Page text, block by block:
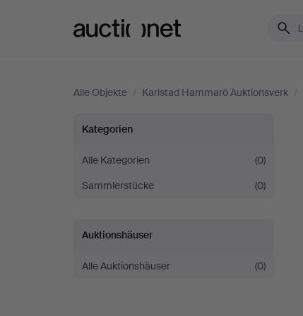
Alle Objekte / Karlstad Hammarö Auktionsverk /
Musikinstrumente
bei
Karlstad
Hammarö
Auktionsverk
Kategorien
Alle Kategorien
(0)
Sammlerstücke
(0)
Auktionshäuser
Alle Auktionshäuser (0)